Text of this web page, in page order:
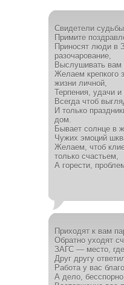
Свидетели
Примите
Приносят люди в
разочарование,
Выслушивать вам
Желаем крепкого
жизни личной,
Терпения, удачи
Всегда чтоб
И только
дом.
Бывает солнце в
Чужих эмоций
Желаем, чтоб
только счастьем,
А горести,
Приходят к вам
Обратно уходят
ЗАГС — место,
Друг другу
Работа у вас
А дело,